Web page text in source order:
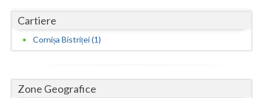
Hunedoara
Ialomita
Ilfov
Cartiere
Cornișa Bistriței (1)
Zone Geografice